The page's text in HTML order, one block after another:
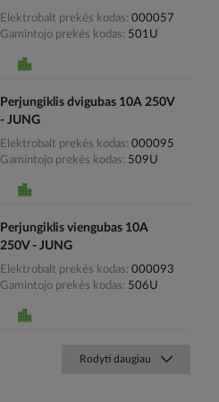
Elektrobalt prekės kodas 000057
Gamintojo prekės kodas
501U
Perjungiklis dvigubas 10A 250V
- JUNG
Elektrobalt prekės kodas 000095
Gamintojo prekės kodas
509U
Perjungiklis viengubas 10A
250V - JUNG
Elektrobalt prekės kodas 000093
Gamintojo prekės kodas
506U
Rodyti daugiau